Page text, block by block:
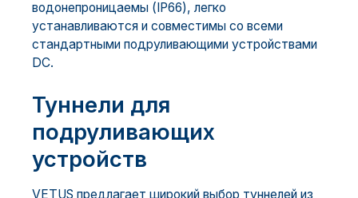
водонепроницаемы (IP66), легко
устанавливаются и совместимы со всеми
стандартными подруливающими устройствами
DC.
Туннели для
подруливающих
устройств
VETUS предлагает широкий выбор туннелей из